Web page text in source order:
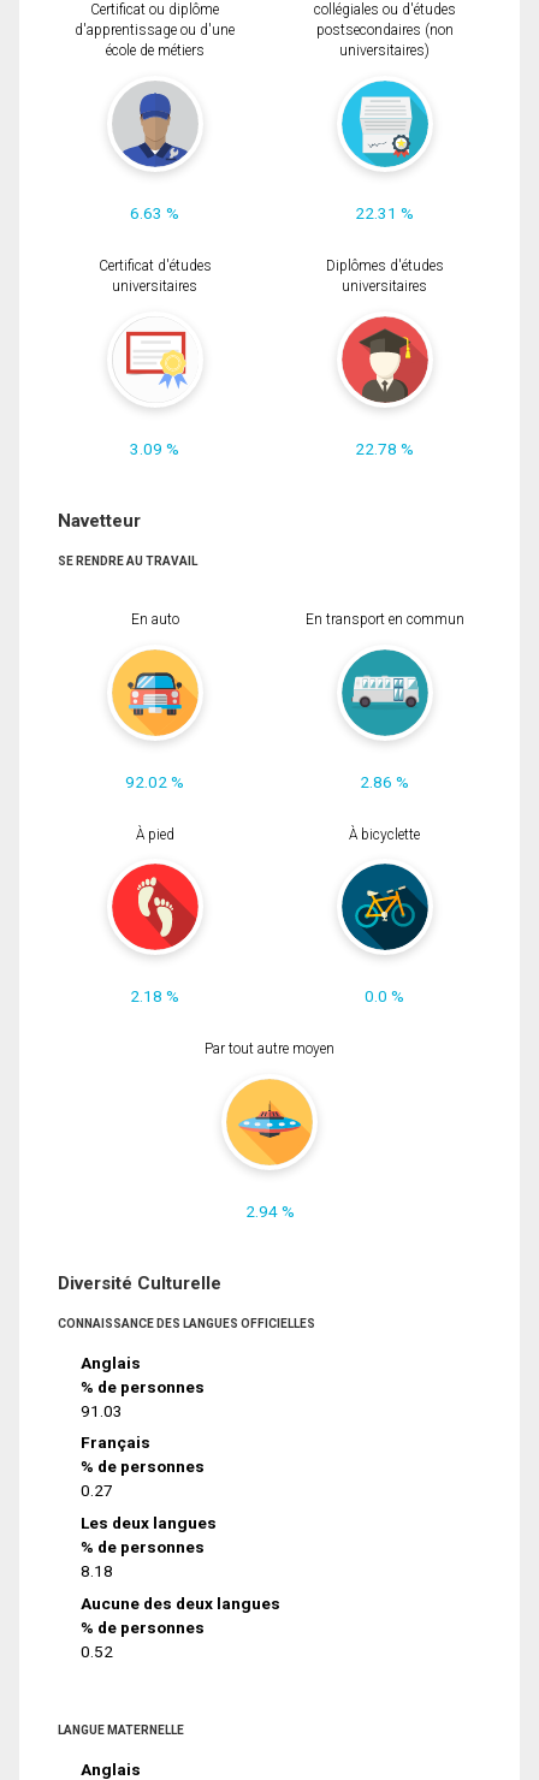
Certificat ou diplôme
d'apprentissage ou d'une
école de métiers
6.63 %
collégiales ou d'études
postsecondaires (non
universitaires)
22.31 %
Certificat d'études
universitaires
3.09 %
Diplômes d'études
universitaires
22.78 %
Navetteur
SE RENDRE AU TRAVAIL
En auto
92.02 %
En transport en commun
2.86 %
À pied
2.18 %
À bicyclette
0.0 %
Par tout autre moyen
2.94 %
Diversité Culturelle
CONNAISSANCE DES LANGUES OFFICIELLES
Anglais
% de personnes
91.03
Français
% de personnes
0.27
Les deux langues
% de personnes
8.18
Aucune des deux langues
% de personnes
0.52
LANGUE MATERNELLE
Anglais